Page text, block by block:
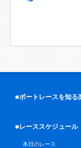
■ボートレースを知る
■レーススケジュール
本日のレース